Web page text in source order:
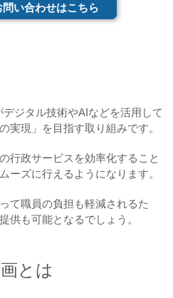
い合わせはこちら
ジタル技術やAIなどを活用して
実現」を目指す取り組みです。
行政サービスを効率化すること
ーズに行えるようになります。
て職員の負担も軽減されるた
供も可能となるでしょう。
とは